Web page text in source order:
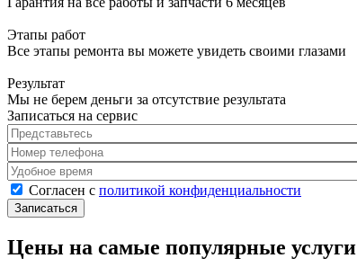
Этапы работ
Все этапы ремонта вы можете увидеть своими глазами
Результат
Мы не берем деньги за отсутствие результата
Записаться на сервис
Представьтесь
Номер телефона
Удобное время
Согласен с политикой конфиденциальности*
Согласен с политикой конфиденциальности
Цены на самые популярные услуги